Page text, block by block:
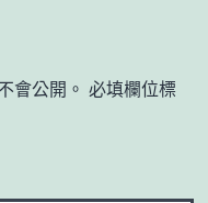
會公開。 必填欄位標